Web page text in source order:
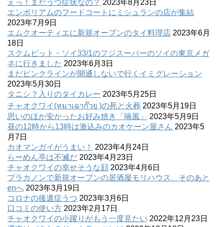
えっ！まだうつ症状なの？ 2023年8月23日
エンポリアムのフードコートにミシュランの店が集結
2023年7月9日
エムクオーティエに新規オープンのタイ料理店 2023年6月
18日
スクムビット・ソイ33/1のフジスーパーのソイの東京メガ
ネに行きました 2023年6月3日
まだピンクラインが開通しないで行くイミグレーション
2023年5月30日
タニシ？入りのタイカレー 2023年5月25日
チャオクワイ(หมาเฉาก๊วย )の死と火葬 2023年5月19日
思いのほか安かったお好み焼き「喃風」
2023年5月9日
昼の12時から13時は激込みのカオケーン屋さん 2023年5
月7日
カオマンガイがうまい！
2023年4月24日
らーめん亭は不滅だ 2023年4月23日
チャオクワイの幸せそうな顔 2023年4月6日
プラカノンで新規オープンの居酒屋モリハウス、そのあと
enへ 2023年3月19日
コロナの後遺症うつ 2023年3月6日
口コミの使い方 2023年2月17日
チャオクワイの小躍りがもう一度見たい 2022年12月23日